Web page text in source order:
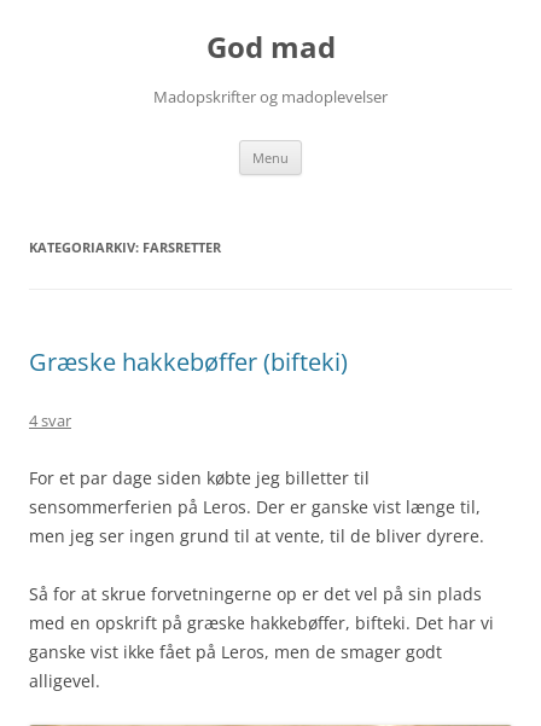
God mad
Madopskrifter og madoplevelser
Menu
KATEGORIARKIV: FARSRETTER
Græske hakkebøffer (bifteki)
4 svar
For et par dage siden købte jeg billetter til
sensommerferien på Leros. Der er ganske vist længe til,
men jeg ser ingen grund til at vente, til de bliver dyrere.
Så for at skrue forvetningerne op er det vel på sin plads
med en opskrift på græske hakkebøffer, bifteki. Det har vi
ganske vist ikke fået på Leros, men de smager godt
alligevel.